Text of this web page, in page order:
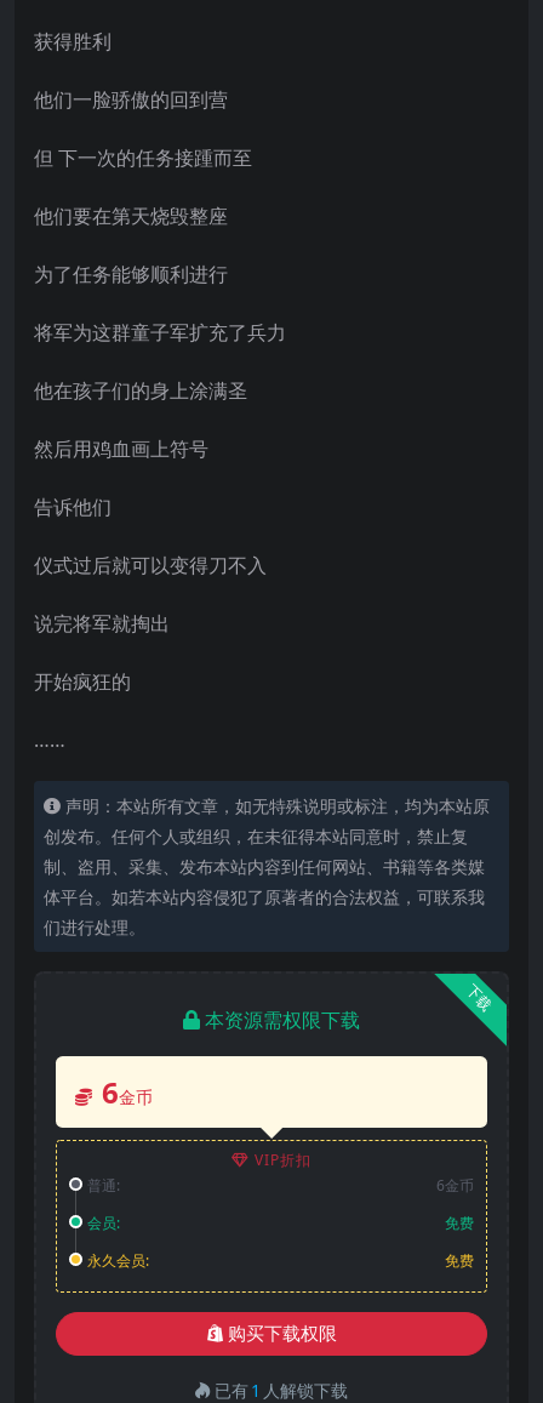
获得胜利
他们一脸骄傲的回到营
但 下一次的任务接踵而至
他们要在第天烧毁整座
为了任务能够顺利进行
将军为这群童子军扩充了兵力
他在孩子们的身上涂满圣
然后用鸡血画上符号
告诉他们
仪式过后就可以变得刀不入
说完将军就掏出
开始疯狂的
……
声明：本站所有文章，如无特殊说明或标注，均为本站原
创发布。任何个人或组织，在未征得本站同意时，禁止复
制、盗用、采集、发布本站内容到任何网站、书籍等各类媒
体平台。如若本站内容侵犯了原著者的合法权益，可联系我
们进行处理。
下载
本资源需权限下载
6金币
VIP折扣
普通:
6金币
会员:
免费
永久会员:
免费
购买下载权限
已有1 人解锁下载